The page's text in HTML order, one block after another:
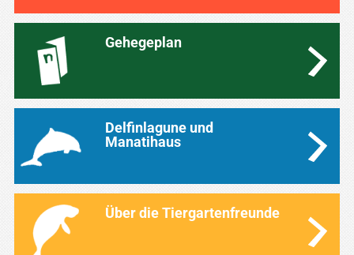
Gehegeplan
Delfinlagune und
Manatihaus
Über die Tiergartenfreunde